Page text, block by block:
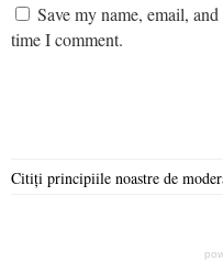
Save my name, email,
time I comment.
Citiți principiile noastre de